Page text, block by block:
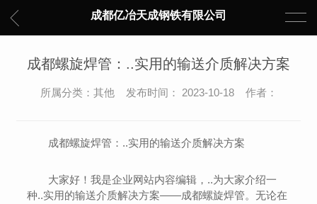
成都亿冶天成钢铁有限公司
成都螺旋焊管：..实用的输送介质解决方案
所属分类：其他 发布时间： 2023-10-18 作者：
成都螺旋焊管：..实用的输送介质解决方案
大家好！我是企业网站内容编辑，..为大家介绍一
种..实用的输送介质解决方案——成都螺旋焊管。无论在